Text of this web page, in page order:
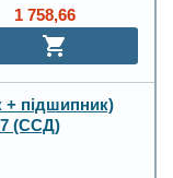
1 758,66
+ підшипник)
(ССД)